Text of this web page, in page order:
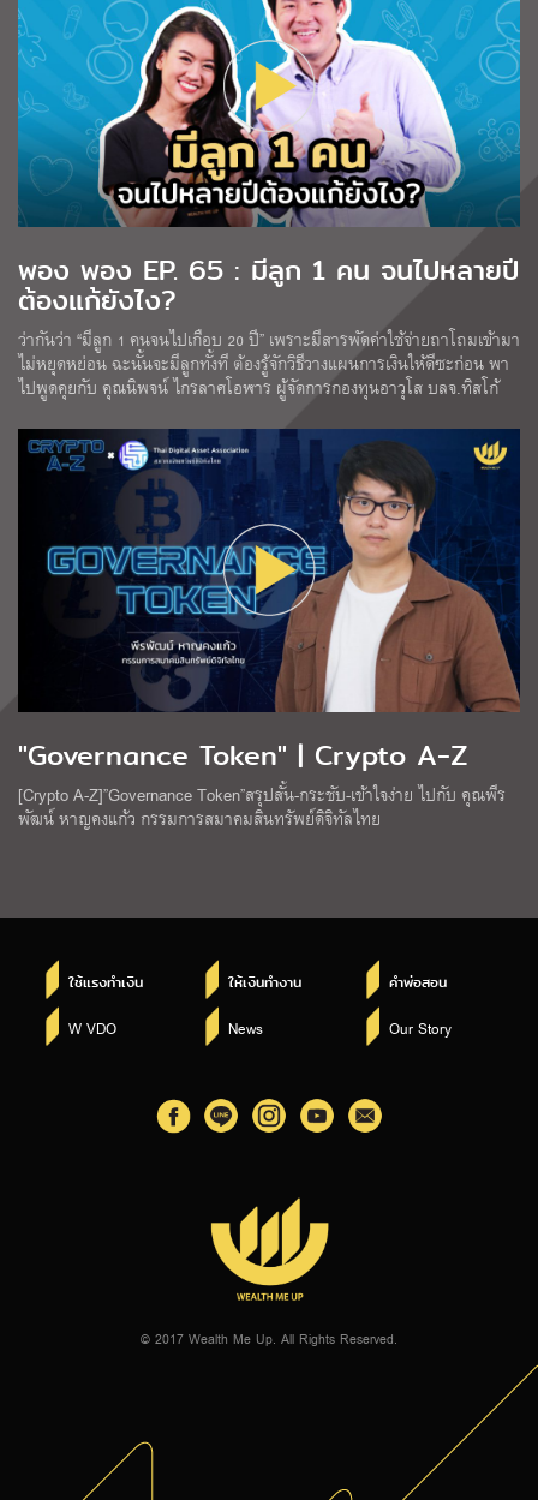
พอง พอง EP. 65 : มีลูก 1 คน จนไปหลายปี
ต้องแก้ยังไง?
ว่ากันว่า “มีลูก 1 คนจนไปเกือบ 20 ปี” เพราะมีสารพัดค่าใช้จ่ายถาโถมเข้ามา
ไม่หยุดหย่อน ฉะนั้นจะมีลูกทั้งที ต้องรู้จักวิธีวางแผนการเงินให้ดีซะก่อน พา
ไปพูดคุยกับ คุณนิพจน์ ไกรลาศโอฬาร ผู้จัดการกองทุนอาวุโส บลจ.ทิสโก้
"Governance Token" | Crypto A-Z
[Crypto A-Z]”Governance Token”สรุปสั้น-กระชับ-เข้าใจง่าย ไปกับ คุณพีร
พัฒน์ หาญคงแก้ว กรรมการสมาคมสินทรัพย์ดิจิทัลไทย
ใช้แรงทำเงิน ให้เงินทำงาน คำพ่อสอน
W VDO News Our Story
© 2017 Wealth Me Up. All Rights Reserved.